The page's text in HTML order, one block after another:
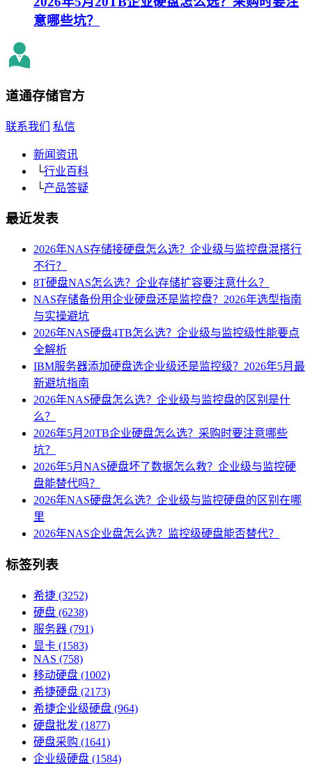
意哪些坑？
道通存储官方
联系我们 私信
新闻资讯
└行业百科
└产品答疑
最近发表
2026年NAS存储接硬盘怎么选？企业级与监控盘混搭行
不行？
8T硬盘NAS怎么选？企业存储扩容要注意什么？
NAS存储备份用企业硬盘还是监控盘？2026年选型指南
与实操避坑
2026年NAS硬盘4TB怎么选？企业级与监控级性能要点
全解析
IBM服务器添加硬盘选企业级还是监控级？2026年5月最
新避坑指南
2026年NAS硬盘怎么选？企业级与监控盘的区别是什
么？
2026年5月20TB企业硬盘怎么选？采购时要注意哪些
坑？
2026年5月NAS硬盘坏了数据怎么救？企业级与监控硬
盘能替代吗？
2026年NAS硬盘怎么选？企业级与监控硬盘的区别在哪
里
2026年NAS企业盘怎么选？监控级硬盘能否替代？
标签列表
希捷 (3252)
硬盘 (6238)
服务器 (791)
显卡 (1583)
NAS (758)
移动硬盘 (1002)
希捷硬盘 (2173)
希捷企业级硬盘 (964)
硬盘批发 (1877)
硬盘采购 (1641)
企业级硬盘 (1584)